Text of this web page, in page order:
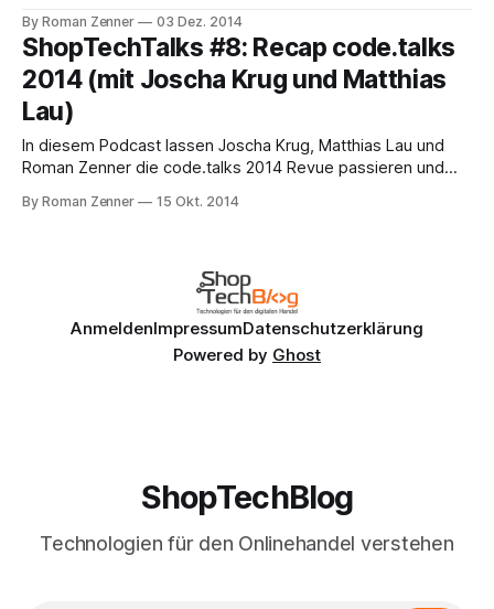
keynotes, panels and in-depth sessions on both general
API strategies and practical knowledge across a wide range
of industry sectors. The event will
By Roman Zenner 03 Dez. 2014
ShopTechTalks #8: Recap code.talks
2014 (mit Joscha Krug und Matthias
Lau)
In diesem Podcast lassen Joscha Krug, Matthias Lau und
Roman Zenner die code.talks 2014 Revue passieren und
Referent. Sie sprechen unter anderem über die Vorträge
By Roman Zenner 15 Okt. 2014
AnmeldenImpressumDatenschutzerklärung
Powered by Ghost
ShopTechBlog
Technologien für den Onlinehandel verstehen